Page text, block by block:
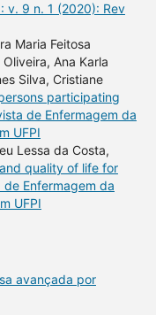
v. 9 n. 1 (2020): Rev
Maria Feitosa
Ana Karla
Silva, Cristiane
participating
de Enfermagem da
UFPI
Lessa da Costa,
quality of life for
de Enfermagem da
UFPI
avançada por